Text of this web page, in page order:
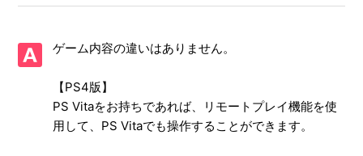
ョン-】DL版（ダウンロード版）ソフト本体の容量はいくつ
【Xbox One/ALIEN: ISOLATION -エイリアン アイソレーシ
ョン-】海外版と同じ表現なのか
【Xbox One/ALIEN: ISOLATION -エイリアン アイソレーシ
ゲーム内容の違いはありません。
【PS4版】
PS Vitaをお持ちであれば、リモートプレイ機能を使
用して、PS Vitaでも操作することができます。